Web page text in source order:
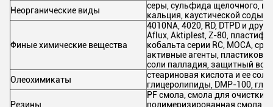
Неорганические виды
серы, сульфида щелочного,
кальция, каустической соды,
Финые химические вещества
4010NA, 4020, RD, DTPD и
Aflux, Aktiplest, Z-80,
кобальта серии RC, MOCA,
активные агенты,
соли палладия, защитный
Олеохимикаты
стеариновая кислота и ее
глицеролипиды, DMP-100,
Резины
PF смола, смола для
полимеризированная смола,